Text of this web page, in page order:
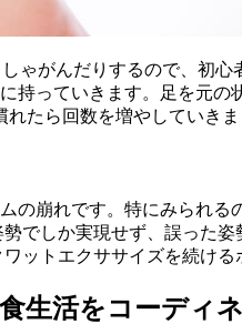
ゃがんだりするので、初
持っていきます。足を元
たら回数を増やしていきま
の崩れです。特にみられ
でしか実現せず、誤った
ットエクササイズを続ける
生活をコーディ